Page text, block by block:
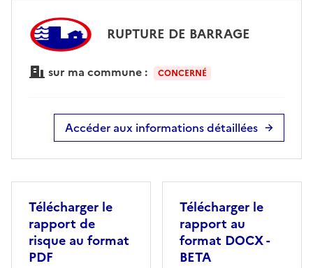
RUPTURE DE BARRAGE
sur ma commune : CONCERNÉ
Accéder aux informations détaillées
Télécharger le
rapport de
risque au format
PDF
Télécharger le
rapport au
format DOCX -
BETA